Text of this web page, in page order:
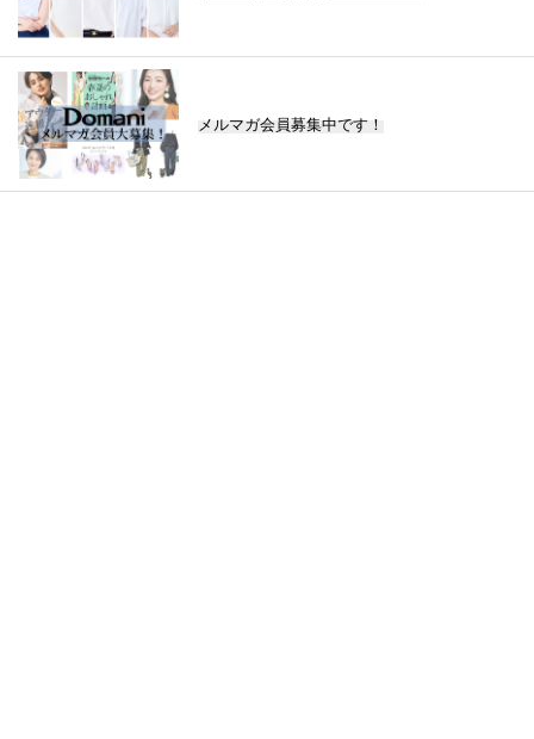
メルマガ会員募集中です！